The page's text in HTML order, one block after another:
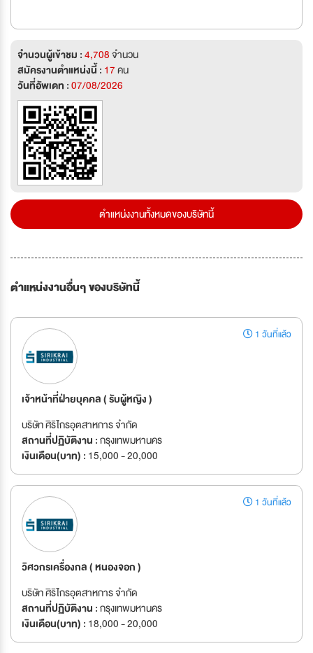
จำนวนผู้เข้าชม :4,708จำนวน
สมัครงานตำแหน่งนี้ : 17คน
วันที่อัพเดท :07/08/2026
ตำแหน่งงานทั้งหมดของบริษัทนี้
ตำแหน่งงานอื่นๆ ของบริษัทนี้
1 วันที่แล้ว
เจ้าหน้าที่ฝ่ายบุคคล ( รับผู้หญิง )
บริษัท ศิริไกรอุตสาหการ จำกัด
สถานที่ปฏิบัติงาน :กรุงเทพมหานคร
เงินเดือน(บาท) : 15,000 - 20,000
1 วันที่แล้ว
วิศวกรเครื่องกล ( หนองจอก )
บริษัท ศิริไกรอุตสาหการ จำกัด
สถานที่ปฏิบัติงาน :กรุงเทพมหานคร
เงินเดือน(บาท) : 18,000 - 20,000